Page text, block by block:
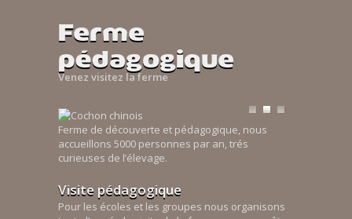
Ferme
pédagogique
Venez visitez la ferme
Ferme de découverte et pédagogique, nous
accueillons 5000 personnes par an, trés
curieuses de l’élevage.
Visite pédagogique
Pour les écoles et les groupes nous organisons